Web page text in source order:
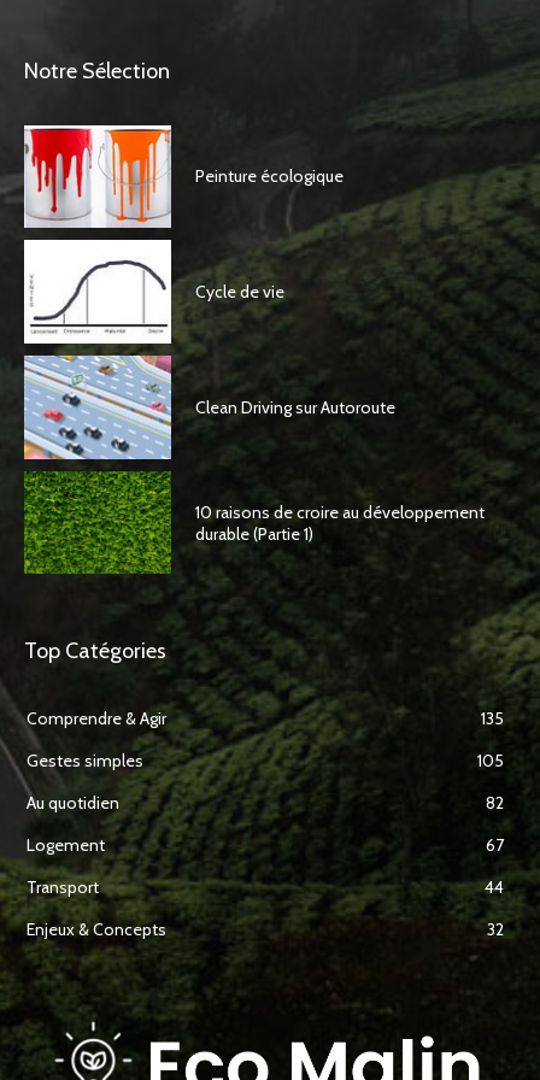
Notre Sélection
Peinture écologique
Cycle de vie
Clean Driving sur Autoroute
10 raisons de croire au développement
durable (Partie 1)
Top Catégories
Comprendre & Agir
135
Gestes simples
105
Au quotidien
82
Logement
67
Transport
44
Enjeux & Concepts
32